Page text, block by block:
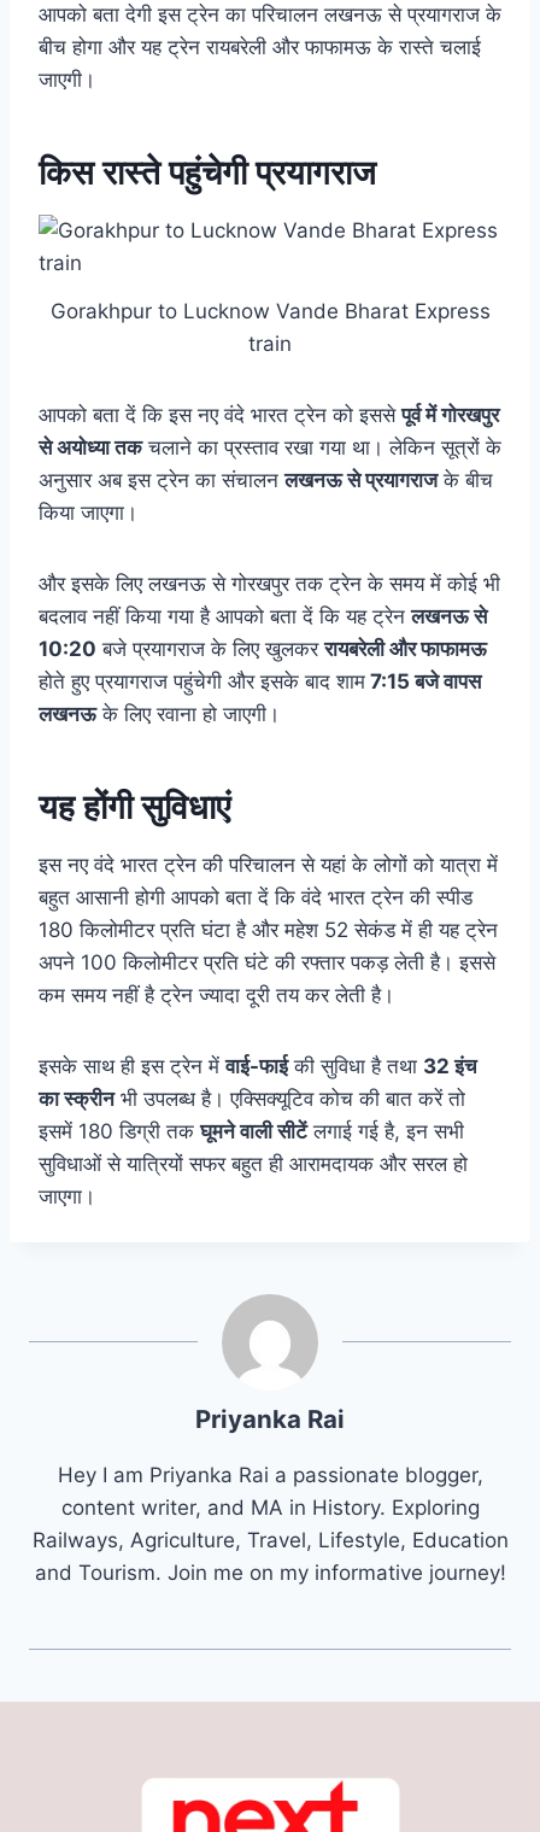
आपको बता देगी इस ट्रेन का परिचालन लखनऊ से प्रयागराज के
बीच होगा और यह ट्रेन रायबरेली और फाफामऊ के रास्ते चलाई
जाएगी।
किस रास्ते पहुंचेगी प्रयागराज
Gorakhpur to Lucknow Vande Bharat Express
train
आपको बता दें कि इस नए वंदे भारत ट्रेन को इससेपूर्व में गोरखपुर
से अयोध्या तकचलाने का प्रस्ताव रखा गया था। लेकिन सूत्रों के
अनुसार अब इस ट्रेन का संचालनलखनऊ से प्रयागराजके बीच
किया जाएगा।
और इसके लिए लखनऊ से गोरखपुर तक ट्रेन के समय में कोई भी
बदलाव नहीं किया गया है आपको बता दें कि यह ट्रेनलखनऊ से
10:20 बजे प्रयागराज के लिए खुलकररायबरेली और फाफामऊ
होते हुए प्रयागराज पहुंचेगी और इसके बाद शाम 7:15 बजे वापस
लखनऊके लिए रवाना हो जाएगी।
यह होंगी सुविधाएं
इस नए वंदे भारत ट्रेन की परिचालन से यहां के लोगों को यात्रा में
बहुत आसानी होगी आपको बता दें कि वंदे भारत ट्रेन की स्पीड
180 किलोमीटर प्रति घंटा है और महेश 52 सेकंड में ही यह ट्रेन
अपने 100 किलोमीटर प्रति घंटे की रफ्तार पकड़ लेती है। इससे
कम समय नहीं है ट्रेन ज्यादा दूरी तय कर लेती है।
इसके साथ ही इस ट्रेन मेंवाई-फाईकी सुविधा है तथा 32 इंच
का स्क्रीनभी उपलब्ध है। एक्सिक्यूटिव कोच की बात करें तो
इसमें 180 डिग्री तकघूमने वाली सीटेंलगाई गई है, इन सभी
सुविधाओं से यात्रियों सफर बहुत ही आरामदायक और सरल हो
जाएगा।
Priyanka Rai
Hey I am Priyanka Rai a passionate blogger,
content writer, and MA in History. Exploring
Railways, Agriculture, Travel, Lifestyle, Education
and Tourism. Join me on my informative journey!